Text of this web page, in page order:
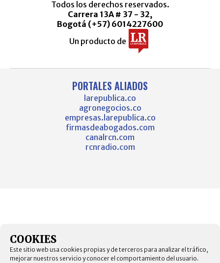
Todos los derechos reservados.
Carrera 13A # 37 - 32,
Bogotá (+57) 6014227600
Un producto de
PORTALES ALIADOS
larepublica.co
agronegocios.co
empresas.larepublica.co
firmasdeabogados.com
canalrcn.com
rcnradio.com
COOKIES
Este sitio web usa cookies propias y de terceros para analizar el tráfico,
mejorar nuestros servicio y conocer el comportamiento del usuario.